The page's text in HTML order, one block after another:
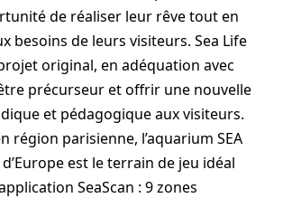
de réaliser leur rêve tout en
besoins de leurs visiteurs. Sea Life
original, en adéquation avec
précurseur et offrir une nouvelle
et pédagogique aux visiteurs.
région parisienne, l’aquarium SEA
d’Europe est le terrain de jeu idéal
SeaScan : 9 zones